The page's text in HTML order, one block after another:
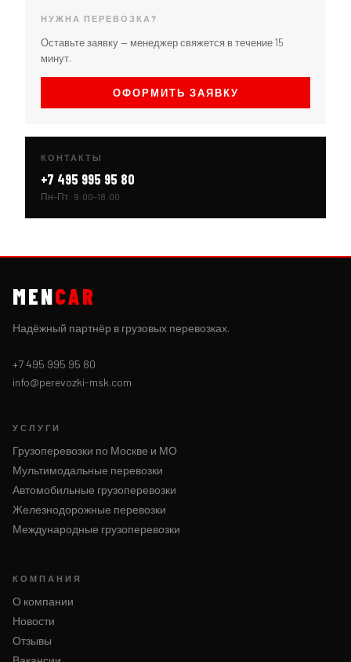
НУЖНА ПЕРЕВОЗКА?
Оставьте заявку — менеджер свяжется в течение 15
минут.
ОФОРМИТЬ ЗАЯВКУ
КОНТАКТЫ
+7 495 995 95 80
Пн–Пт: 9:00–18:00
MENCAR
Надёжный партнёр в грузовых перевозках.
+7 495 995 95 80
info@perevozki-msk.com
УСЛУГИ
Грузоперевозки по Москве и МО
Мультимодальные перевозки
Автомобильные грузоперевозки
Железнодорожные перевозки
Международные грузоперевозки
КОМПАНИЯ
О компании
Новости
Отзывы